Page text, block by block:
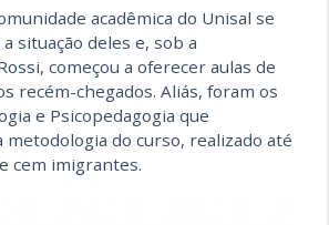
acadêmica do Unisal se
situação deles e, sob a
começou a oferecer aulas de
recém-chegados. Aliás, foram os
e Psicopedagogia que
metodologia do curso, realizado até
cem imigrantes.